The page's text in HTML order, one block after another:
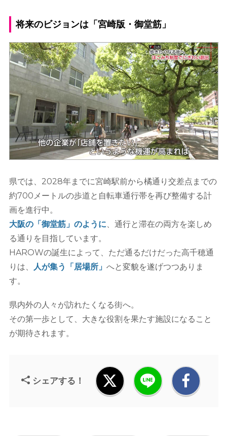
将来のビジョンは「宮崎版・御堂筋」
県では、2028年までに宮崎駅前から橘通り交差点までの
約700メートルの歩道と自転車通行帯を再び整備する計
画を進行中。
大阪の「御堂筋」のように 、通行と滞在の両方を楽しめ
る通りを目指しています。
HAROWの誕生によって、ただ通るだけだった高千穂通
りは、
人が集う「居場所」 へと変貌を遂げつつありま
す。
県内外の人々が訪れたくなる街へ。
その第一歩として、大きな役割を果たす施設になること
が期待されます。
シェアする！